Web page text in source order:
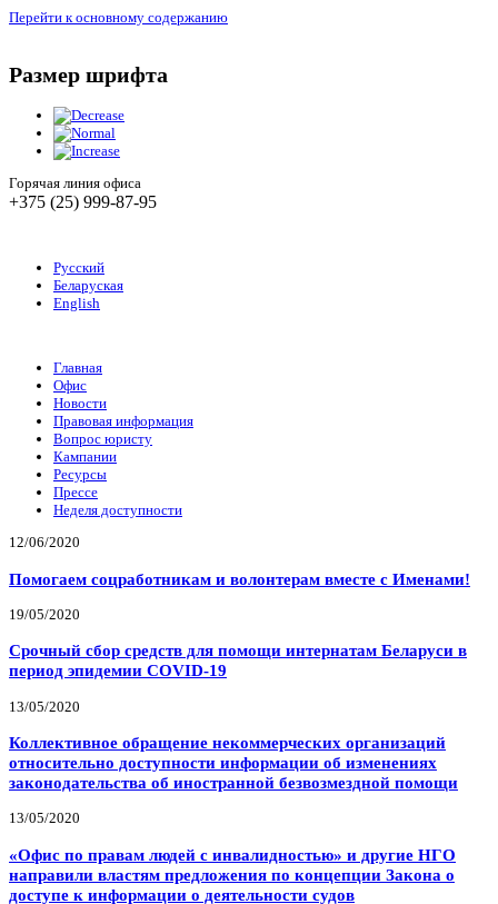
Перейти к основному содержанию
Размер шрифта
Горячая линия офиса
+375 (25) 999-87-95
Русский
Беларуская
English
Главная
Офис
Новости
Правовая информация
Вопрос юристу
Кампании
Ресурсы
Прессе
Неделя доступности
12/06/2020
Помогаем соцработникам и волонтерам вместе с Именами!
19/05/2020
Срочный сбор средств для помощи интернатам Беларуси в
период эпидемии COVID-19
13/05/2020
Коллективное обращение некоммерческих организаций
относительно доступности информации об изменениях
законодательства об иностранной безвозмездной помощи
13/05/2020
«Офис по правам людей с инвалидностью» и другие НГО
направили властям предложения по концепции Закона о
доступе к информации о деятельности судов